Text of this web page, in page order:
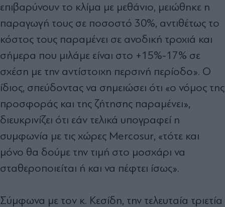
επιβαρύνουν το κλίμα με μεθάνιο, μειώθηκε η
παραγωγή τους σε ποσοστό 30%, αντιθέτως το
κόστος τους παραμένει σε ανοδική τροχιά και
σήμερα που μιλάμε είναι στο +15%-17% σε
σχέση με την αντίστοιχη περσινή περίοδο». Ο
ίδιος, σπεύδοντας να σημειώσει ότι «ο νόμος της
προσφοράς και της ζήτησης παραμένει»,
διευκρινίζει ότι εάν τελικά υπογραφεί η
συμφωνία με τις χώρες Mercosur, «τότε και
μόνο θα δούμε την τιμή στο μοσχάρι να
σταθεροποιείται ή και να πέφτει ίσως».
Σύμφωνα με τον κ. Κεσίδη, την τελευταία τριετία